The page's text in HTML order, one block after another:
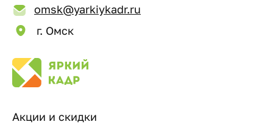
omsk@yarkiykadr.ru
г. Омск
Акции и скидки